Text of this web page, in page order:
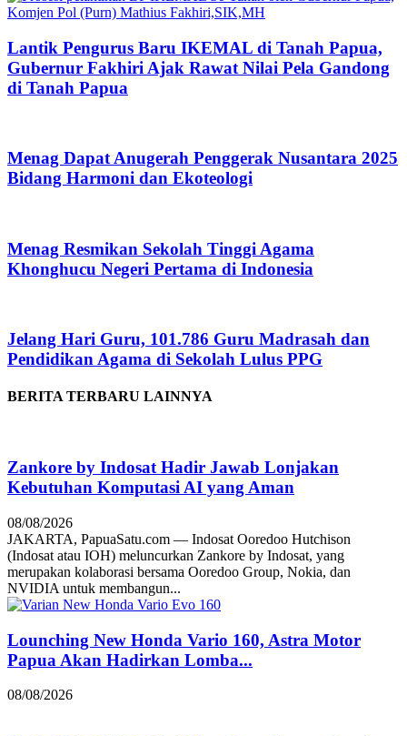
Lantik Pengurus Baru IKEMAL di Tanah Papua,
Gubernur Fakhiri Ajak Rawat Nilai Pela Gandong
di Tanah Papua
Menag Dapat Anugerah Penggerak Nusantara 2025
Bidang Harmoni dan Ekoteologi
Menag Resmikan Sekolah Tinggi Agama
Khonghucu Negeri Pertama di Indonesia
Jelang Hari Guru, 101.786 Guru Madrasah dan
Pendidikan Agama di Sekolah Lulus PPG
BERITA TERBARU LAINNYA
Zankore by Indosat Hadir Jawab Lonjakan
Kebutuhan Komputasi AI yang Aman
08/08/2026
JAKARTA, PapuaSatu.com — Indosat Ooredoo Hutchison
(Indosat atau IOH) meluncurkan Zankore by Indosat, yang
merupakan kolaborasi bersama Ooredoo Group, Nokia, dan
NVIDIA untuk membangun...
Lounching New Honda Vario 160, Astra Motor
Papua Akan Hadirkan Lomba...
08/08/2026